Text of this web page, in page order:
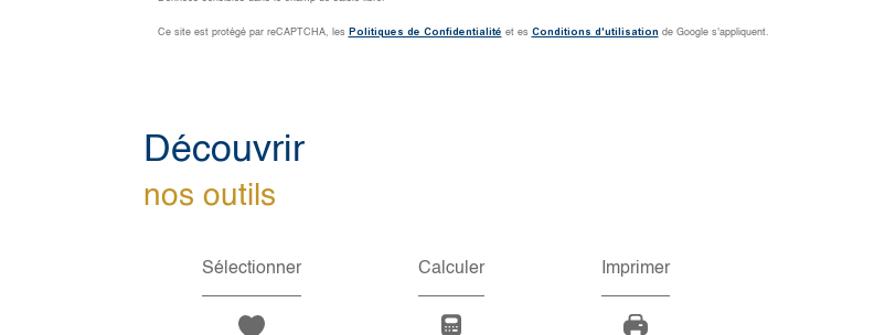
Ce site est protégé par reCAPTCHA, les Politiques de Confidentialité et es Conditions d'utilisation de Google s'appliquent.
découvrir
nos outils
Sélectionner Calculer Imprimer